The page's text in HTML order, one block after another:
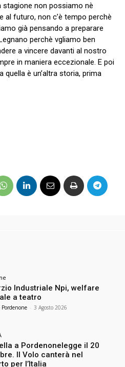
stagione non possiamo nè
al futuro, non c’è tempo perchè
già pensando a preparare
perchè vgliamo ben
a vincere davanti al nostro
in maniera eccezionale. E poi
quella è un’altra storia, prima
Industriale Npi, welfare
a teatro
Pordenone - 3 Agosto 2026
a Pordenonelegge il 20
Il Volo canterà nel
per l’Italia